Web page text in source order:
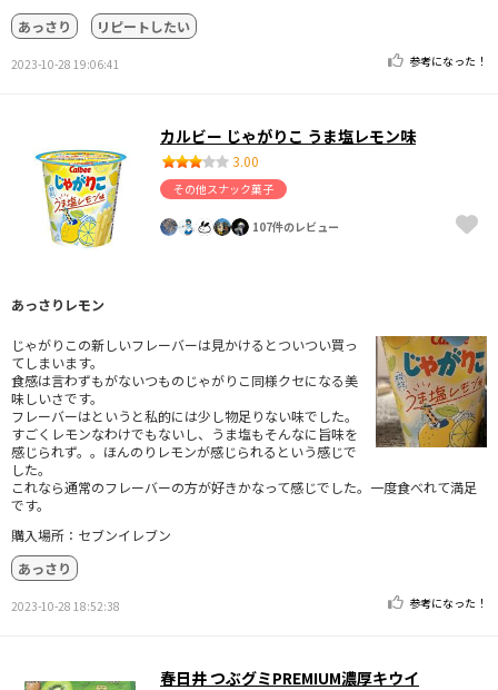
あっさり
リピートしたい
2023-10-28 19:06:41 参考になった！
カルビー じゃがりこ うま塩レモン味
3.00
その他スナック菓子
107件のレビュー
あっさりレモン
じゃがりこの新しいフレーバーは見かけるとついつい買っ
てしまいます。
食感は言わずもがないつものじゃがりこ同様クセになる美
味しいさです。
フレーバーはというと私的には少し物足りない味でした。
すごくレモンなわけでもないし、うま塩もそんなに旨味を
感じられず。。ほんのりレモンが感じられるという感じで
した。
これなら通常のフレーバーの方が好きかなって感じでした。一度食べれて満足
です。
購入場所：セブンイレブン
あっさり
2023-10-28 18:52:38 参考になった！
春日井 つぶグミPREMIUM濃厚キウイ